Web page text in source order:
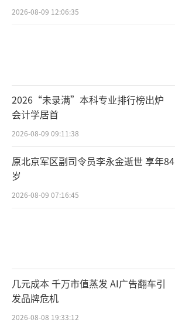
2026-08-09 12:06:35
2026“未录满”本科专业排行榜出炉
会计学居首
2026-08-09 09:11:38
原北京军区副司令员李永金逝世 享年84
岁
2026-08-09 07:16:45
几元成本 千万市值蒸发 AI广告翻车引
发品牌危机
2026-08-08 19:33:12